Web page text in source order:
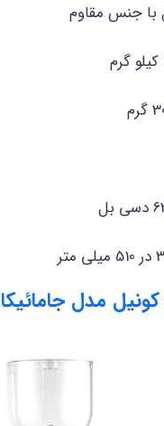
با جنس مقاوم
مدل جامائیکا